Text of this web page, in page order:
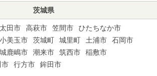
茨城県
田市 高萩市 笠間市
ひたちなか市
小美玉市 茨城町 城里町 土浦市
石岡市
鹿嶋市 潮来市 筑西市
稲敷市
市 行方市 鉾田市